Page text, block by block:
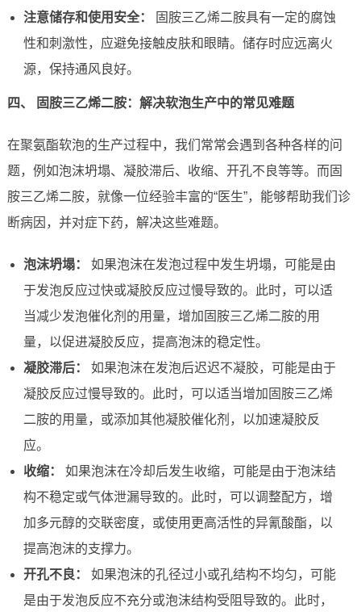
注意储存和使用安全：
固胺三乙烯二胺具有一定的腐蚀
性和刺激性，应避免接触皮肤和眼睛。储存时应远离火
源，保持通风良好。
四、 固胺三乙烯二胺：解决软泡生产中的常见难题
在聚氨酯软泡的生产过程中，我们常常会遇到各种各样的问
题，例如泡沫坍塌、凝胶滞后、收缩、开孔不良等等。而固
胺三乙烯二胺，就像一位经验丰富的“医生”，能够帮助我们诊
断病因，并对症下药，解决这些难题。
泡沫坍塌：
如果泡沫在发泡过程中发生坍塌，可能是由
于发泡反应过快或凝胶反应过慢导致的。此时，可以适
当减少发泡催化剂的用量，增加固胺三乙烯二胺的用
量，以促进凝胶反应，提高泡沫的稳定性。
凝胶滞后：
如果泡沫在发泡后迟迟不凝胶，可能是由于
凝胶反应过慢导致的。此时，可以适当增加固胺三乙烯
二胺的用量，或添加其他凝胶催化剂，以加速凝胶反
应。
收缩：
如果泡沫在冷却后发生收缩，可能是由于泡沫结
构不稳定或气体泄漏导致的。此时，可以调整配方，增
加多元醇的交联密度，或使用更高活性的异氰酸酯，以
提高泡沫的支撑力。
开孔不良：
如果泡沫的孔径过小或孔结构不均匀，可能
是由于发泡反应不充分或泡沫结构受阻导致的。此时，